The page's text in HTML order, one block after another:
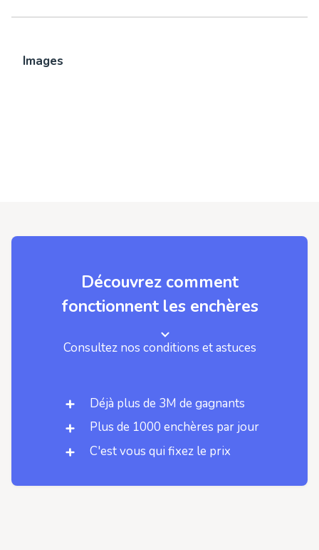
Images
Découvrez comment
fonctionnent les enchères
Consultez nos conditions et astuces
Déjà plus de 3M de gagnants
Plus de 1000 enchères par jour
C'est vous qui fixez le prix